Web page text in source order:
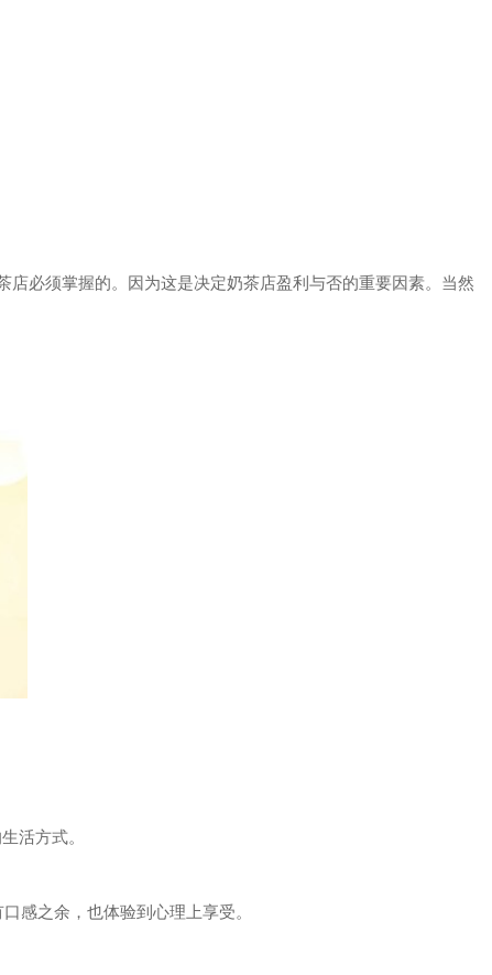
必须掌握的。因为这是决定奶茶店盈利与否的重要因素。当然
活方式。
感之余，也体验到心理上享受。